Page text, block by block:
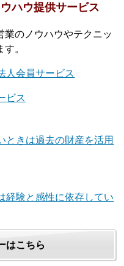
ハウ提供サービス
業のノウハウやテクニッ
。
人会員サービス
ビス
ときは過去の財産を活用
経験と感性に依存してい
はこちら